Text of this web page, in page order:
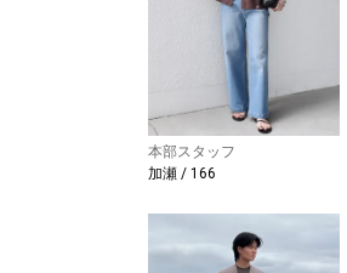
本部スタッフ
加瀬 / 166